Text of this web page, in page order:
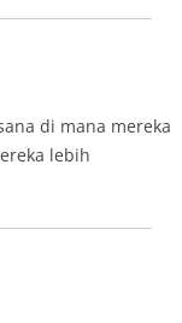
di mana mereka
lebih